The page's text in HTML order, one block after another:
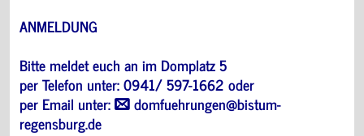
ANMELDUNG
Bitte meldet euch an im Domplatz 5
per Telefon unter: 0941/ 597-1662 oder
per Email unter:
domfuehrungen@bistum-
regensburg.de